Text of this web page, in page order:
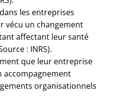
les entreprises
vécu un changement
affectant leur santé
: INRS).
que leur entreprise
accompagnement
organisationnels